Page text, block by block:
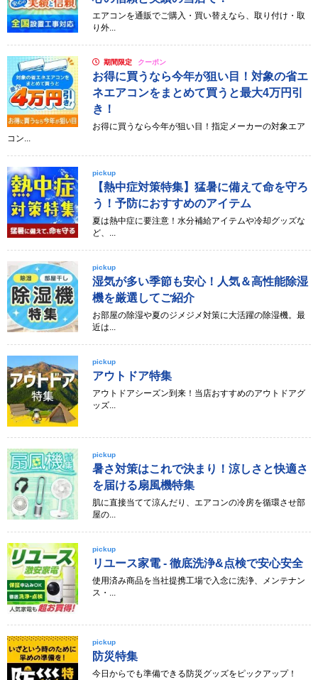
エアコンを通販でご購入・買い替えなら、取り付け・取
り外...
期間限定 クーポン
お得に買うなら今年が狙い目！対象の省エ
ネエアコンをまとめて買うと最大4万円引
き！
お得に買うなら今年が狙い目！指定メーカーの対象エア
コン...
pickup
【熱中症対策特集】猛暑に備えて命を守ろ
う！予防におすすめのアイテム
夏は熱中症に要注意！水分補給アイテムや冷却グッズな
ど、...
pickup
湿気が多い季節も安心！人気＆高性能除湿
機を厳選してご紹介
お部屋の除湿や夏のジメジメ対策に大活躍の除湿機。最
近は...
pickup
アウトドア特集
アウトドアシーズン到来！当店おすすめのアウトドアグ
ッズ...
pickup
暑さ対策はこれで決まり！涼しさと快適さ
を届ける扇風機特集
肌に直接当てて涼んだり、エアコンの冷房を循環させ部
屋の...
pickup
リユース家電 - 徹底洗浄&点検で安心安全
使用済み商品を当社提携工場で入念に洗浄、メンテナン
ス・...
pickup
防災特集
今日からでも準備できる防災グッズをピックアップ！